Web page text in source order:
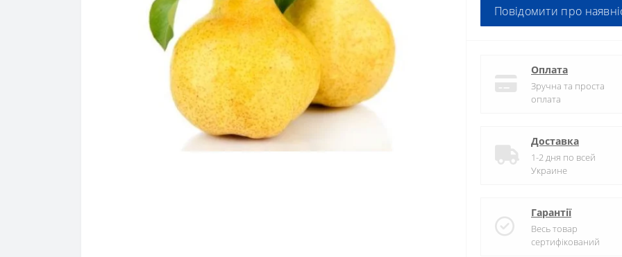
Повідомити про
Оплата
Зручна та проста
оплата
Доставка
1-2 дня по всей
Украине
Гарантії
Весь товар
сертифікований